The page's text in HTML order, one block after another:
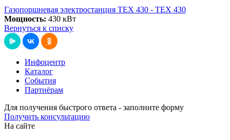
Газопоршневая электростанция ТЕХ 430 - ТЕХ 430
Мощность: 430 кВт
Вернуться к списку
Инфоцентр
Каталог
События
Партнёрам
Для получения быстрого ответа - заполните форму
Получить консультацию
На сайте